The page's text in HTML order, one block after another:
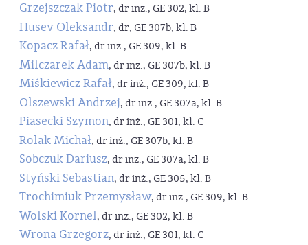
Grzejszczak Piotr, dr inż., GE 302, kl. B
Husev Oleksandr, dr, GE 307b, kl. B
Kopacz Rafał, dr inż., GE 309, kl. B
Milczarek Adam, dr inż., GE 307b, kl. B
Miśkiewicz Rafał, dr inż., GE 309, kl. B
Olszewski Andrzej, dr inż., GE 307a, kl. B
Piasecki Szymon, dr inż., GE 301, kl. C
Rolak Michał, dr inż., GE 307b, kl. B
Sobczuk Dariusz, dr inż., GE 307a, kl. B
Styński Sebastian, dr inż., GE 305, kl. B
Trochimiuk Przemysław, dr inż., GE 309, kl. B
Wolski Kornel, dr inż., GE 302, kl. B
Wrona Grzegorz, dr inż., GE 301, kl. C